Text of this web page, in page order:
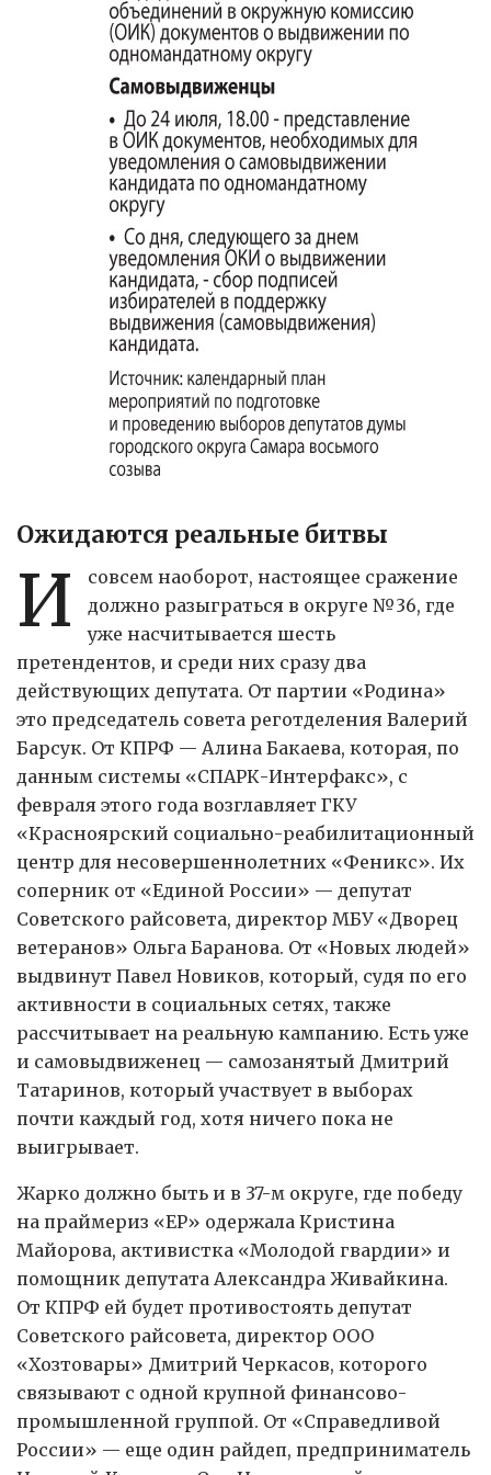
Ожидаются реальные битвы
И
совсем наоборот, настоящее сражение
должно разыграться в округе №36, где
уже насчитывается шесть
претендентов, и среди них сразу два
действующих депутата. От партии «Родина»
это председатель совета реготделения Валерий
Барсук. От КПРФ — Алина Бакаева, которая, по
данным системы «СПАРК-Интерфакс», с
февраля этого года возглавляет ГКУ
«Красноярский социально-реабилитационный
центр для несовершеннолетних «Феникс». Их
соперник от «Единой России» — депутат
Советского райсовета, директор МБУ «Дворец
ветеранов» Ольга Баранова. От «Новых людей»
выдвинут Павел Новиков, который, судя по его
активности в социальных сетях, также
рассчитывает на реальную кампанию. Есть уже
и самовыдвиженец — самозанятый Дмитрий
Татаринов, который участвует в выборах
почти каждый год, хотя ничего пока не
выигрывает.
Жарко должно быть и в 37-м округе, где победу
на праймериз «ЕР» одержала Кристина
Майорова, активистка «Молодой гвардии» и
помощник депутата Александра Живайкина.
От КПРФ ей будет противостоять депутат
Советского райсовета, директор ООО
«Хозтовары» Дмитрий Черкасов, которого
связывают с одной крупной финансово-
промышленной группой. От «Справедливой
России» — еще один райдеп, предприниматель